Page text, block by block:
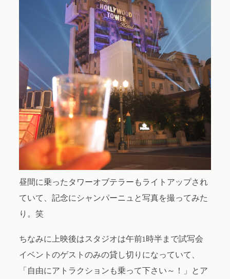
昼間に乗ったタワーオブテラーもライトアップされ
ていて、記念にシャンパーニュと写真を撮ってみた
り。笑
ちなみに上映後はスタジオは午前1時半まで試写会
イベントのゲストのみの貸し切りになっていて、
「自由にアトラクションも乗って下さい～！」とア